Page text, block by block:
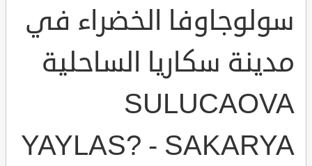
سولوجاوفا الخضراء في
مدينة سكاريا الساحلية
SULUCAOVA
YAYLAS? - SAKARYA